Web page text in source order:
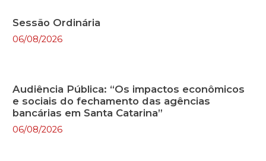
Sessão Ordinária
06/08/2026
Audiência Pública: “Os impactos econômicos
e sociais do fechamento das agências
bancárias em Santa Catarina”
06/08/2026